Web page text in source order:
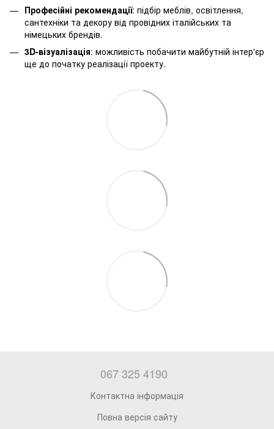
Професійні рекомендації: підбір меблів, освітлення,
сантехніки та декору від провідних італійських та
німецьких брендів.
3D-візуалізація: можливість побачити майбутній інтер'єр
ще до початку реалізації проекту.
067 325 4190
Контактна інформація
Повна версія сайту